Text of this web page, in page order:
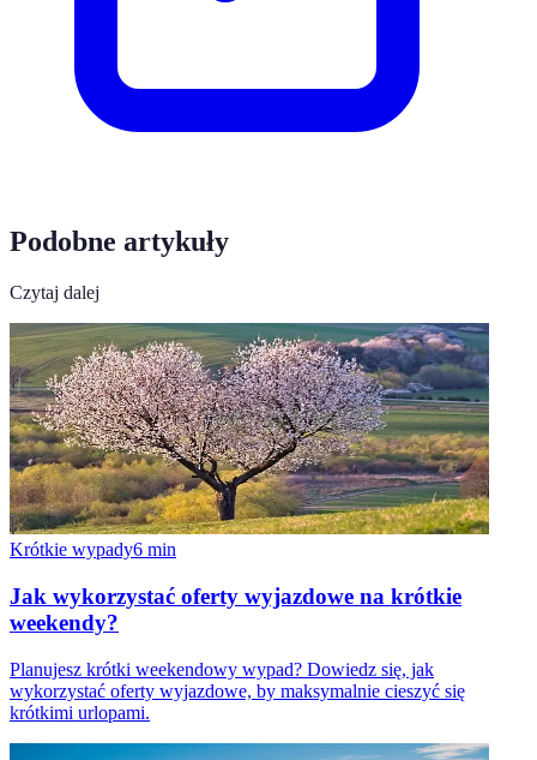
Podobne artykuły
Czytaj dalej
Krótkie wypady6 min
Jak wykorzystać oferty wyjazdowe na krótkie
weekendy?
Planujesz krótki weekendowy wypad? Dowiedz się, jak
wykorzystać oferty wyjazdowe, by maksymalnie cieszyć się
krótkimi urlopami.